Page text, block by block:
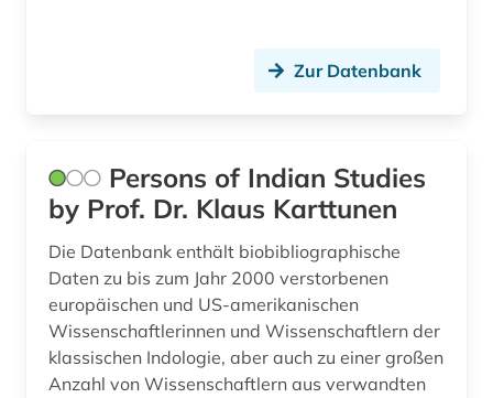
Zur Datenbank
Persons of Indian Studies
by Prof. Dr. Klaus Karttunen
Die Datenbank enthält biobibliographische
Daten zu bis zum Jahr 2000 verstorbenen
europäischen und US-amerikanischen
Wissenschaftlerinnen und Wissenschaftlern der
klassischen Indologie, aber auch zu einer großen
Anzahl von Wissenschaftlern aus verwandten